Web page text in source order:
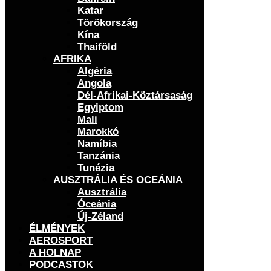
Katar
Törökország
Kína
Thaiföld
AFRIKA
Algéria
Angola
Dél-Afrikai-Köztársaság
Egyiptom
Mali
Marokkó
Namíbia
Tanzánia
Tunézia
AUSZTRÁLIA ÉS OCEÁNIA
Ausztrália
Óceánia
Új-Zéland
ÉLMÉNYEK
AEROSPORT
A HOLNAP
PODCASTOK